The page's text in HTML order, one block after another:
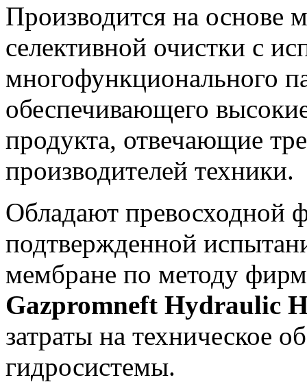
Производится на основе
селективной очистки с
многофункционального
обеспечивающего
продукта, отвечающие
производителей техники.
Обладают превосходной
подтвержденной
мембране по методу
Gazpromneft Hydraulic
затраты на техническое
гидросистемы.